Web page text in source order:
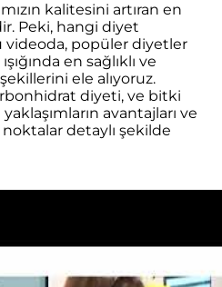
kalitesini artıran en
Peki, hangi diyet
videoda, popüler diyetler
en sağlıklı ve
ele alıyoruz.
diyeti, ve bitki
avantajları ve
detaylı şekilde